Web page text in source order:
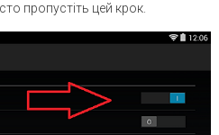
пропустіть цей крок.